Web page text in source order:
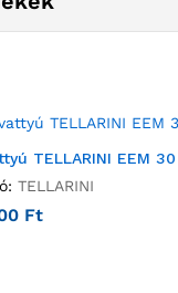
TELLARINI EEM 30
TELLARINI
Ft